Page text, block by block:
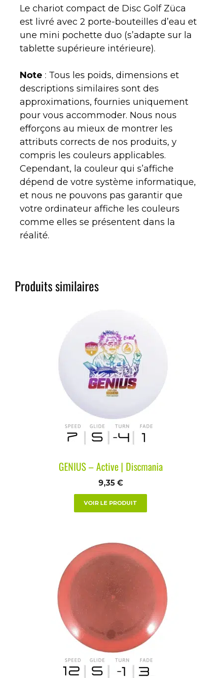
Le chariot compact de Disc Golf Züca
est livré avec 2 porte-bouteilles d’eau et
une mini pochette duo (s’adapte sur la
tablette supérieure intérieure).
Note : Tous les poids, dimensions et
descriptions similaires sont des
approximations, fournies uniquement
pour vous accommoder. Nous nous
efforçons au mieux de montrer les
attributs corrects de nos produits, y
compris les couleurs applicables.
Cependant, la couleur qui s’affiche
dépend de votre système informatique,
et nous ne pouvons pas garantir que
votre ordinateur affiche les couleurs
comme elles se présentent dans la
réalité.
Produits similaires
GENIUS – Active | Discmania
9,35 €
VOIR LE PRODUIT